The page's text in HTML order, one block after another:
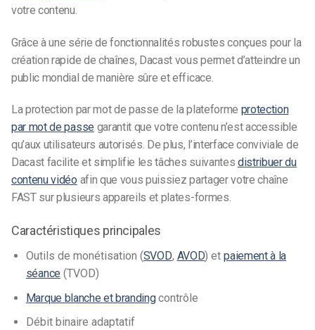
votre contenu.
Grâce à une série de fonctionnalités robustes conçues pour la
création rapide de chaînes, Dacast vous permet d’atteindre un
public mondial de manière sûre et efficace.
La protection par mot de passe de la plateforme protection
par mot de passe garantit que votre contenu n’est accessible
qu’aux utilisateurs autorisés. De plus, l’interface conviviale de
Dacast facilite et simplifie les tâches suivantes distribuer du
contenu vidéo afin que vous puissiez partager votre chaîne
FAST sur plusieurs appareils et plates-formes.
Caractéristiques principales
Outils de monétisation (SVOD, AVOD) etpaiement à la
séance (TVOD)
Marque blanche et brandingcontrôle
Débit binaire adaptatif